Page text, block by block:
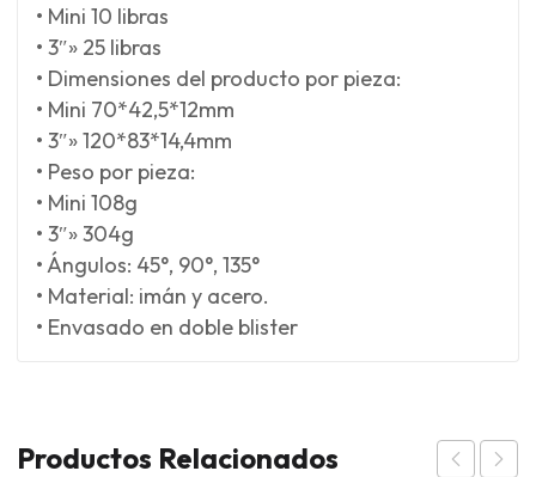
• Mini 10 libras
• 3″» 25 libras
• Dimensiones del producto por pieza:
• Mini 70*42,5*12mm
• 3″» 120*83*14,4mm
• Peso por pieza:
• Mini 108g
• 3″» 304g
• Ángulos: 45°, 90°, 135°
• Material: imán y acero.
• Envasado en doble blister
Productos Relacionados